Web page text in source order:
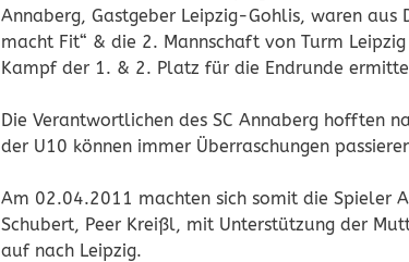
Annaberg, Gastgeber Leipzig-Gohlis, waren aus
macht Fit“ & die 2. Mannschaft von Turm
Kampf der 1. & 2. Platz für die Endrunde
Die Verantwortlichen des SC Annaberg hofften
der U10 können immer Überraschungen
Am 02.04.2011 machten sich somit die Spieler
Schubert, Peer Kreißl, mit Unterstützung der
auf nach Leipzig.